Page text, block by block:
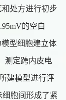
处方进行初步
的空白
型细胞建立体
测定跨内皮电
建模型进行评
胞间形成了紧